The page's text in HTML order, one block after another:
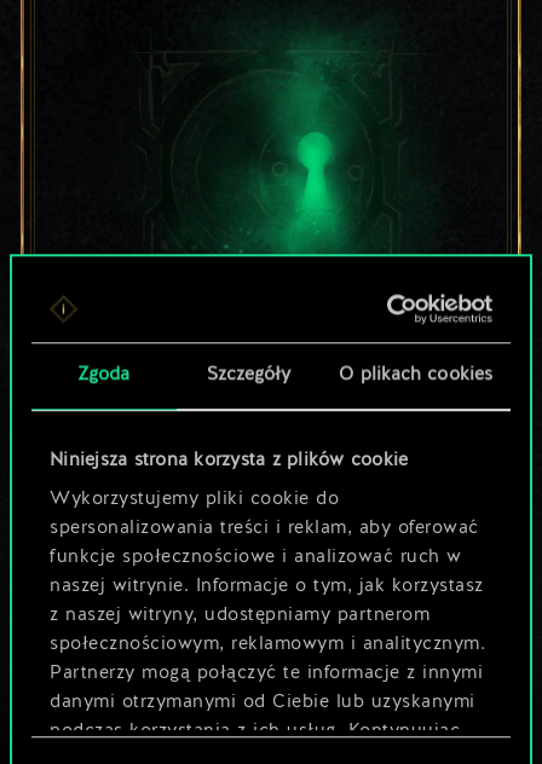
Zgoda Szczegóły O plikach cookies
Niniejsza strona korzysta z plików cookie
Wykorzystujemy pliki cookie do
spersonalizowania treści i reklam, aby oferować
funkcje społecznościowe i analizować ruch w
naszej witrynie. Informacje o tym, jak korzystasz
z naszej witryny, udostępniamy partnerom
społecznościowym, reklamowym i analitycznym.
Partnerzy mogą połączyć te informacje z innymi
danymi otrzymanymi od Ciebie lub uzyskanymi
podczas korzystania z ich usług. Kontynuując
Lubisz grać tą talią?
Pomóż społeczności
odkryć jej
potencjał!
Nazwij talię i opisz swoją strategię
Edytuj talię